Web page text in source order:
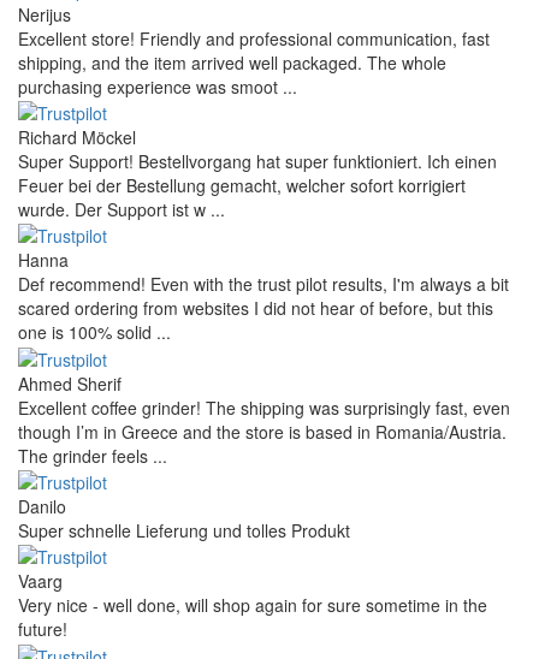
Nerijus
Excellent store! Friendly and professional communication, fast
shipping, and the item arrived well packaged. The whole
purchasing experience was smoot ...
Richard Möckel
Super Support! Bestellvorgang hat super funktioniert. Ich einen
Feuer bei der Bestellung gemacht, welcher sofort korrigiert
wurde. Der Support ist w ...
Hanna
Def recommend! Even with the trust pilot results, I'm always a bit
scared ordering from websites I did not hear of before, but this
one is 100% solid ...
Ahmed Sherif
Excellent coffee grinder! The shipping was surprisingly fast, even
though I’m in Greece and the store is based in Romania/Austria.
The grinder feels ...
Danilo
Super schnelle Lieferung und tolles Produkt
Vaarg
Very nice - well done, will shop again for sure sometime in the
future!